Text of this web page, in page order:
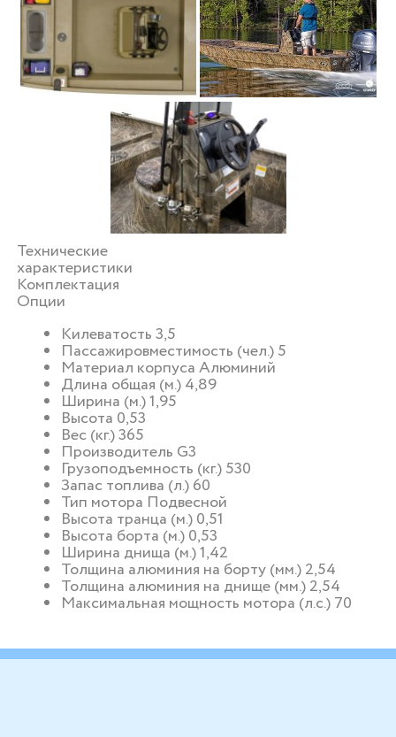
Технические
характеристики
Комплектация
Опции
Килеватость 3,5
Пассажировместимость (чел.) 5
Материал корпуса Алюминий
Длина общая (м.) 4,89
Ширина (м.) 1,95
Высота 0,53
Вес (кг.) 365
Производитель G3
Грузоподъемность (кг.) 530
Запас топлива (л.) 60
Тип мотора Подвесной
Высота транца (м.) 0,51
Высота борта (м.) 0,53
Ширина днища (м.) 1,42
Толщина алюминия на борту (мм.) 2,54
Толщина алюминия на днище (мм.) 2,54
Максимальная мощность мотора (л.с.) 70